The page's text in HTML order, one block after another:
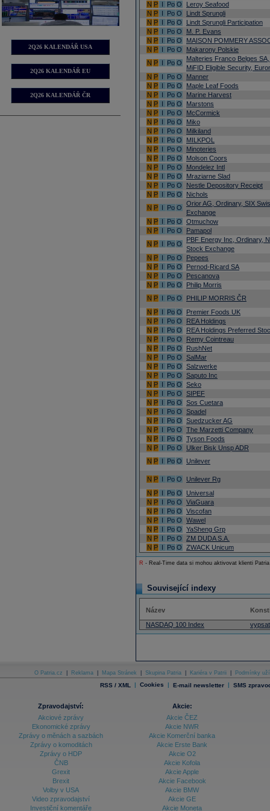
2Q26 KALENDÁŘ USA
2Q26 KALENDÁŘ EU
2Q26 KALENDÁŘ ČR
N P I Po O
Leroy Seafood
N P I Po O
Lindt Sprungli
N P I Po O
Lindt Sprungli Participation
N P I Po O
M. P. Evans
N P I Po O
MAISON POMMERY
N P I Po O
Makarony Polskie
N P I Po O
Malteries Franco Belges
MiFID Eligible Security,
N P I Po O
Manner
N P I Po O
Maple Leaf Foods
N P I Po O
Marine Harvest
N P I Po O
Marstons
N P I Po O
McCormick
N P I Po O
Miko
N P I Po O
Milkiland
N P I Po O
MILKPOL
N P I Po O
Minoteries
N P I Po O
Molson Coors
N P I Po O
Mondelez Intl
N P I Po O
Mraziarne Slad
N P I Po O
Nestle Depository Receipt
N P I Po O
Nichols
N P I Po O
Orior AG, Ordinary, SIX
Exchange
N P I Po O
Otmuchow
N P I Po O
Pamapol
N P I Po O
PBF Energy Inc, Ordinary,
Stock Exchange
N P I Po O
Pepees
N P I Po O
Pernod-Ricard SA
N P I Po O
Pescanova
N P I Po O
Philip Morris
N P I Po O
PHILIP MORRIS ČR
N P I Po O
Premier Foods UK
N P I Po O
REA Holdings
N P I Po O
REA Holdings Preferred
N P I Po O
Remy Cointreau
N P I Po O
RushNet
N P I Po O
SalMar
N P I Po O
Salzwerke
N P I Po O
Saputo Inc
N P I Po O
Seko
N P I Po O
SIPEF
N P I Po O
Sos Cuetara
N P I Po O
Spadel
N P I Po O
Suedzucker AG
N P I Po O
The Marzetti Company
N P I Po O
Tyson Foods
N P I Po O
Ulker Bisk Unsp ADR
N P I Po O Unilever
N P I Po O
Unilever Rg
N P I Po O
Universal
N P I Po O
ViaGuara
N P I Po O
Viscofan
N P I Po O
Wawel
N P I Po O
YaSheng Grp
N P I Po O
ZM DUDA S.A.
N P I Po O ZWACK Unicum
R - Real-Time data si mohou aktivovat klienti
Související indexy
Název
NASDAQ 100 Index
vypsat
O Patria.cz Reklama Mapa Stránek Skupina Patria Kariéra v Patrii Podmínky
RSS / XML | Cookies | E-mail newsletter | SMS
Zpravodajství:
Akciové zprávy
Ekonomické zprávy
Zprávy o měnách a sazbách
Zprávy o komoditách
Zprávy o HDP
ČNB
Grexit
Brexit
Volby v USA
Video zpravodajství
Investiční komentáře
Akcie:
Akcie ČEZ
Akcie NWR
Akcie Komerční banka
Akcie Erste Bank
Akcie O2
Akcie Kofola
Akcie Apple
Akcie Facebook
Akcie BMW
Akcie GE
Akcie Moneta